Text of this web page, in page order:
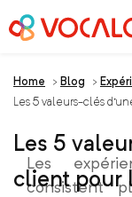
Home > Blog >
Les 5 valeurs-clés
Les 5
client pour
Les
consistent